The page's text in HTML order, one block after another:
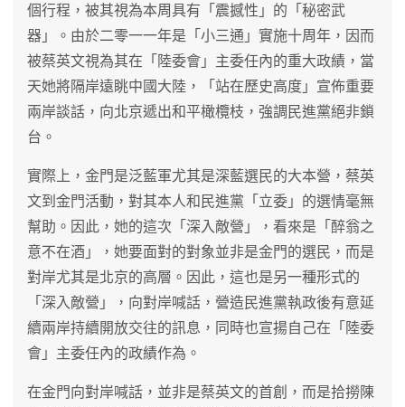
個行程，被其視為本周具有「震撼性」的「秘密武
器」。由於二零一一年是「小三通」實施十周年，因而
被蔡英文視為其在「陸委會」主委任內的重大政績，當
天她將隔岸遠眺中國大陸，「站在歷史高度」宣佈重要
兩岸談話，向北京遞出和平橄欖枝，強調民進黨絕非鎖
台。
實際上，金門是泛藍軍尤其是深藍選民的大本營，蔡英
文到金門活動，對其本人和民進黨「立委」的選情毫無
幫助。因此，她的這次「深入敵營」，看來是「醉翁之
意不在酒」，她要面對的對象並非是金門的選民，而是
對岸尤其是北京的高層。因此，這也是另一種形式的
「深入敵營」，向對岸喊話，營造民進黨執政後有意延
續兩岸持續開放交往的訊息，同時也宣揚自己在「陸委
會」主委任內的政績作為。
在金門向對岸喊話，並非是蔡英文的首創，而是拾撈陳